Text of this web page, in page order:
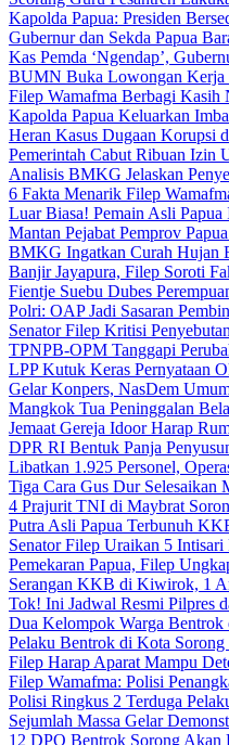
Kapolda Papua: Presiden
Gubernur dan Sekda Papua
Kas Pemda ‘Ngendap’,
BUMN Buka Lowongan Kerja
Filep Wamafma Berbagi Kasih
Kapolda Papua Keluarkan
Heran Kasus Dugaan Korupsi
Pemerintah Cabut Ribuan Izin
Analisis BMKG Jelaskan
6 Fakta Menarik Filep
Luar Biasa! Pemain Asli
Mantan Pejabat Pemprov
BMKG Ingatkan Curah Hujan
Banjir Jayapura, Filep Soroti
Fientje Suebu Dubes
Polri: OAP Jadi Sasaran
Senator Filep Kritisi
TPNPB-OPM Tanggapi
LPP Kutuk Keras Pernyataan
Gelar Konpers, NasDem
Mangkok Tua Peninggalan
Jemaat Gereja Idoor Harap
DPR RI Bentuk Panja
Libatkan 1.925 Personel,
Tiga Cara Gus Dur Selesaikan
4 Prajurit TNI di Maybrat
Putra Asli Papua Terbunuh
Senator Filep Uraikan 5 Intisari
Pemekaran Papua, Filep
Serangan KKB di Kiwirok, 1
Tok! Ini Jadwal Resmi Pilpres
Dua Kelompok Warga Bentrok
Pelaku Bentrok di Kota
Filep Harap Aparat Mampu
Filep Wamafma: Polisi
Polisi Ringkus 2 Terduga
Sejumlah Massa Gelar
12 DPO Bentrok Sorong